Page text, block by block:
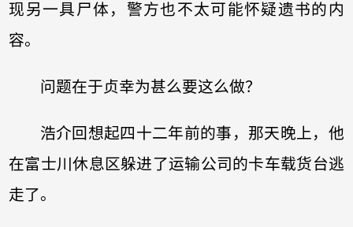
现另一具尸体，警方也不太可能怀疑遗书的内
容。
问题在于贞幸为甚么要这么做？
浩介回想起四十二年前的事，那天晚上，他
在富士川休息区躲进了运输公司的卡车载货台逃
走了。